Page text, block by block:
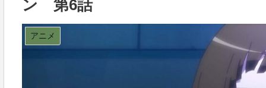
ン 第6話
アニメ